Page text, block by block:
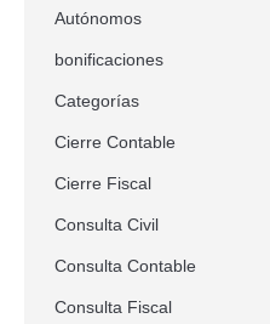
Autónomos
bonificaciones
Categorías
Cierre Contable
Cierre Fiscal
Consulta Civil
Consulta Contable
Consulta Fiscal